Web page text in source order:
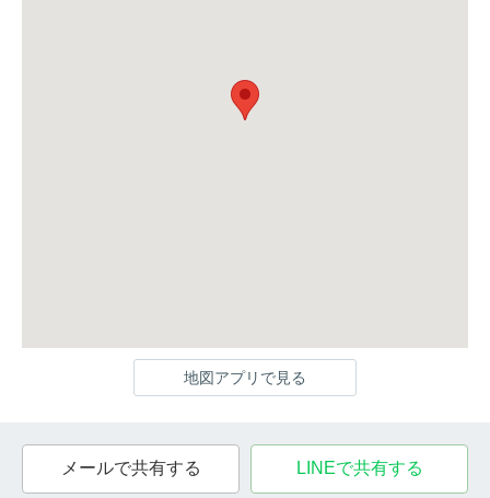
地図アプリで見る
メールで共有する LINEで共有する